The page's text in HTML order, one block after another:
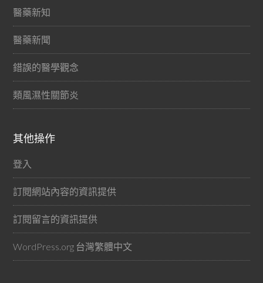
醫藥新知
醫藥新聞
錯誤的醫學觀念
類風濕性關節炎
其他操作
登入
訂閱網站內容的資訊提供
訂閱留言的資訊提供
WordPress.org 台灣繁體中文